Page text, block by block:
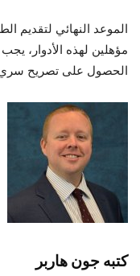
مؤهلين لهذه الأدوار،
الحصول على تصريح سري
كتبه جون هاربر